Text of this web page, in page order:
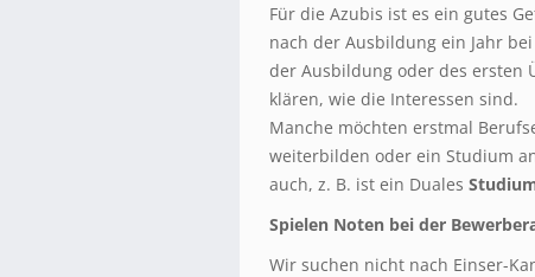
Für die Azubis ist es ein gutes
nach der Ausbildung ein Jahr
der Ausbildung oder des ersten
klären, wie die Interessen sind.
Manche möchten erstmal
weiterbilden oder ein Studium
auch, z. B. ist ein Duales
Spielen Noten bei der
Wir suchen nicht nach Einser-